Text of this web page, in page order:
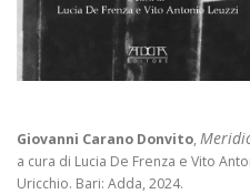
Giovanni Carano Donvito,
a cura di Lucia De Frenza e Vito
Uricchio. Bari: Adda, 2024.